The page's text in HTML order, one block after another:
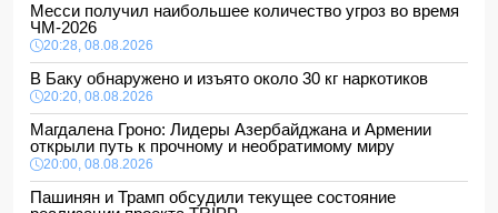
Месси получил наибольшее количество угроз во время
ЧМ-2026
20:28, 08.08.2026
В Баку обнаружено и изъято около 30 кг наркотиков
20:20, 08.08.2026
Магдалена Гроно: Лидеры Азербайджана и Армении
открыли путь к прочному и необратимому миру
20:00, 08.08.2026
Пашинян и Трамп обсудили текущее состояние